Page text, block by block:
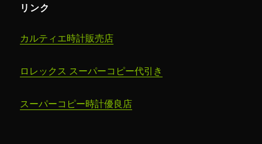
リンク
カルティエ時計販売店
ロレックス スーパーコピー代引き
スーパーコピー時計​優良店